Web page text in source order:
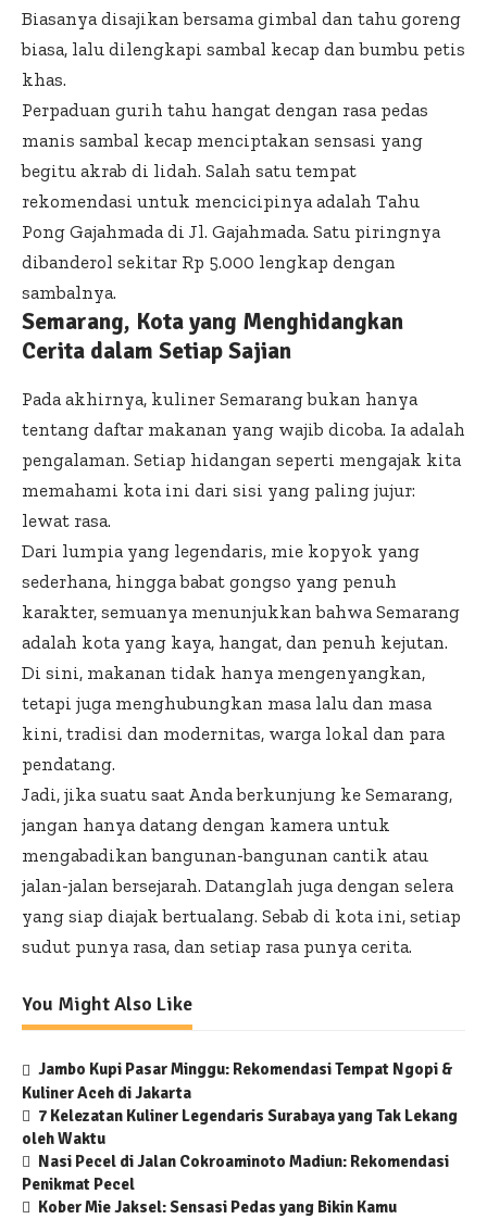
Biasanya disajikan bersama gimbal dan tahu goreng
biasa, lalu dilengkapi sambal kecap dan bumbu petis
khas.
Perpaduan gurih tahu hangat dengan rasa pedas
manis sambal kecap menciptakan sensasi yang
begitu akrab di lidah. Salah satu tempat
rekomendasi untuk mencicipinya adalah Tahu
Pong Gajahmada di Jl. Gajahmada. Satu piringnya
dibanderol sekitar Rp 5.000 lengkap dengan
sambalnya.
Semarang, Kota yang Menghidangkan
Cerita dalam Setiap Sajian
Pada akhirnya, kuliner Semarang bukan hanya
tentang daftar makanan yang wajib dicoba. Ia adalah
pengalaman. Setiap hidangan seperti mengajak kita
memahami kota ini dari sisi yang paling jujur:
lewat rasa.
Dari lumpia yang legendaris, mie kopyok yang
sederhana, hingga babat gongso yang penuh
karakter, semuanya menunjukkan bahwa Semarang
adalah kota yang kaya, hangat, dan penuh kejutan.
Di sini, makanan tidak hanya mengenyangkan,
tetapi juga menghubungkan masa lalu dan masa
kini, tradisi dan modernitas, warga lokal dan para
pendatang.
Jadi, jika suatu saat Anda berkunjung ke Semarang,
jangan hanya datang dengan kamera untuk
mengabadikan bangunan-bangunan cantik atau
jalan-jalan bersejarah. Datanglah juga dengan selera
yang siap diajak bertualang. Sebab di kota ini, setiap
sudut punya rasa, dan setiap rasa punya cerita.
You Might Also Like
Jambo Kupi Pasar Minggu: Rekomendasi Tempat Ngopi &
Kuliner Aceh di Jakarta
7 Kelezatan Kuliner Legendaris Surabaya yang Tak Lekang
oleh Waktu
Nasi Pecel di Jalan Cokroaminoto Madiun: Rekomendasi
Penikmat Pecel
Kober Mie Jaksel: Sensasi Pedas yang Bikin Kamu